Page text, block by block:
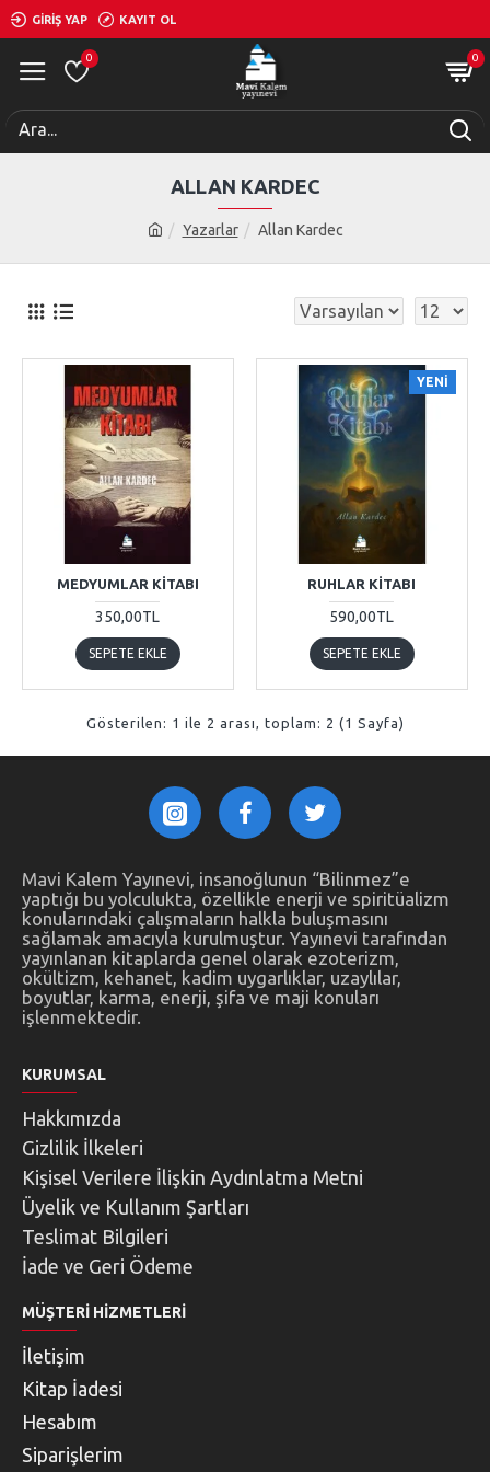
GIRIŞ YAP KAYIT OL
0 0
Yazarlar Allan Kardec
ALLAN KARDEC
MEDYUMLAR KITABI
350,00TL
SEPETE EKLE
YENI
RUHLAR KITABI
590,00TL
SEPETE EKLE
Gösterilen: 1 ile 2 arası, toplam: 2 (1 Sayfa)
Mavi Kalem Yayınevi, insanoğlunun “Bilinmez”e
yaptığı bu yolculukta, özellikle enerji ve spiritüalizm
konularındaki çalışmaların halkla buluşmasını
sağlamak amacıyla kurulmuştur. Yayınevi tarafından
yayınlanan kitaplarda genel olarak ezoterizm,
okültizm, kehanet, kadim uygarlıklar, uzaylılar,
boyutlar, karma, enerji, şifa ve maji konuları
işlenmektedir.
KURUMSAL
Hakkımızda
Gizlilik İlkeleri
Kişisel Verilere İlişkin Aydınlatma Metni
Üyelik ve Kullanım Şartları
Teslimat Bilgileri
İade ve Geri Ödeme
MÜŞTERI HIZMETLERI
İletişim
Kitap İadesi
Hesabım
Siparişlerim